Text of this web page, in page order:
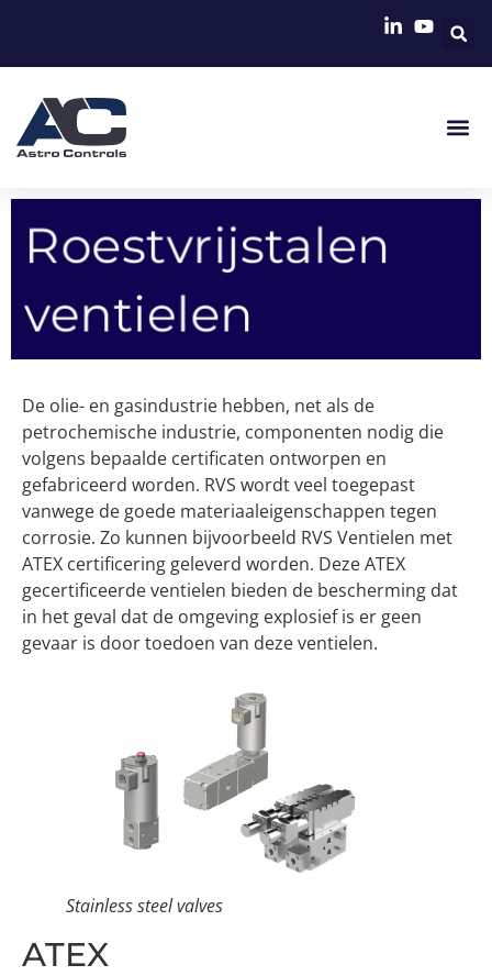
Roestvrijstalen
ventielen
De olie- en gasindustrie hebben, net als de
petrochemische industrie, componenten nodig die
volgens bepaalde certificaten ontworpen en
gefabriceerd worden. RVS wordt veel toegepast
vanwege de goede materiaaleigenschappen tegen
corrosie. Zo kunnen bijvoorbeeld RVS Ventielen met
ATEX certificering geleverd worden. Deze ATEX
gecertificeerde ventielen bieden de bescherming dat
in het geval dat de omgeving explosief is er geen
gevaar is door toedoen van deze ventielen.
Stainless steel valves
ATEX